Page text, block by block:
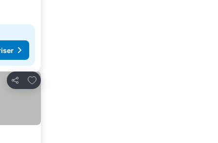
Del
Legg til i favoritter